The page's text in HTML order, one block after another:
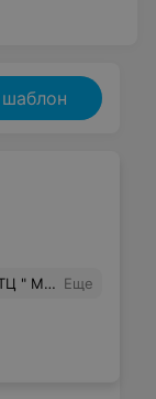
вы лучшие! Еще